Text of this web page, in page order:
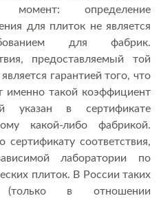
определение
для плиток не является
для фабрик.
предоставляемый той
гарантией того, что
именно такой коэффициент
указан в сертификате
какой-либо фабрикой.
сертификату соответствия,
лаборатории по
плиток. В России таких
(только в отношении